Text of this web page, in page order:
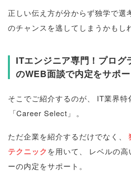
正しい伝え方が分からず独学で選
のチャンスを逃してしまうかも
ITエンジニア専門！プログ
のWEB面談で内定をサポー
そこでご紹介するのが、
IT業界特
「Career Select 」 。
ただ企業を紹介するだけでなく 、
テクニック を用いて 、
レベルの
ーの内定をサポート 。